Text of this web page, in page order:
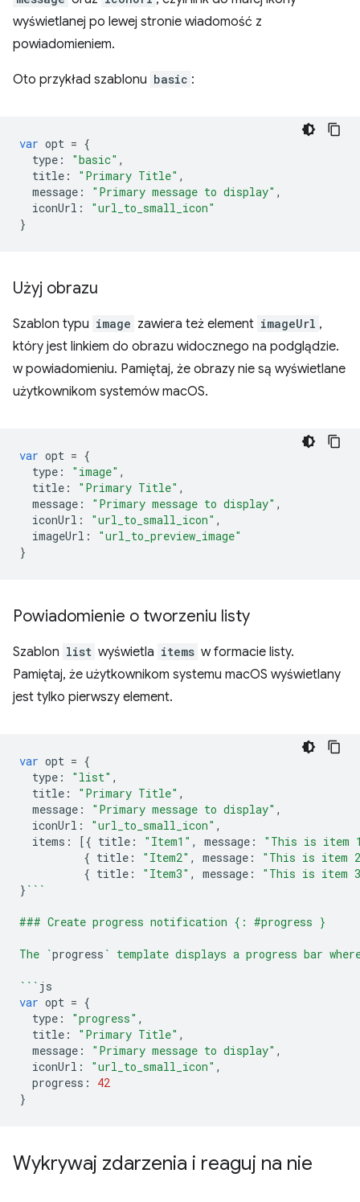
wyświetlanej po lewej stronie wiadomość z
powiadomieniem.
Oto przykład szablonu basic :
var opt = {
type : "basic" ,
title : "Primary Title" ,
message : "Primary message to display" ,
iconUrl :
"url_to_small_icon"
}
Użyj obrazu
Szablon typu image zawiera też element imageUrl ,
który jest linkiem do obrazu widocznego na podglądzie.
w powiadomieniu. Pamiętaj, że obrazy nie są wyświetlane
użytkownikom systemów macOS.
var opt = {
type : "image" ,
title : "Primary Title" ,
message : "Primary message to display" ,
iconUrl : "url_to_small_icon" ,
imageUrl :
"url_to_preview_image"
}
Powiadomienie o tworzeniu listy
Szablon list wyświetla items w formacie listy.
Pamiętaj, że użytkownikom systemu macOS wyświetlany
jest tylko pierwszy element.
var opt = {
type : "list" ,
title : "Primary Title" ,
message : "Primary message to display" ,
iconUrl : "url_to_small_icon" ,
items : [{ title : "Item1" , message :
"This is item
{ title : "Item2" , message :
"This is item
{ title : "Item3" , message :
"This is item
} ```
### Create progress notification {: #progress }
The `progress ` template displays a progress bar
``` js
var opt = {
type : "progress" ,
title : "Primary Title" ,
message : "Primary message to display" ,
iconUrl : "url_to_small_icon" ,
progress :
42
}
Wykrywaj zdarzenia i reaguj na nie